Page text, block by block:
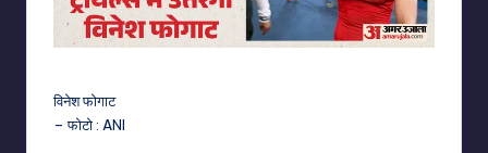
विनेश फोगाट
– फोटो : ANI